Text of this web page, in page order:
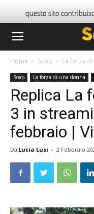
Home Soap La forza
Soap La forza di una donna
Replica La
3 in
febbraio |
Da Lucia Lusi - 2 Febbraio